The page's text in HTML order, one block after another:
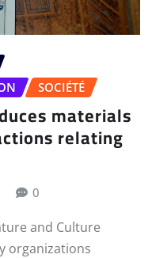
SOCIÉTÉ
materials
relating
0
and Culture
organizations